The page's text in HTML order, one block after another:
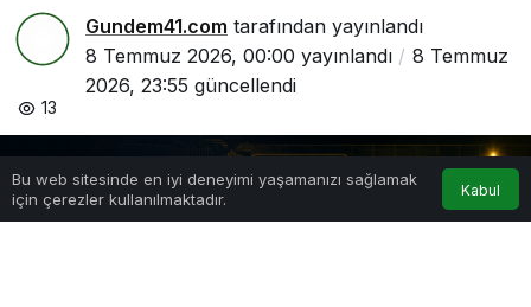
Gundem41.com tarafından yayınlandı
8 Temmuz 2026, 00:00 yayınlandı
8 Temmuz
2026, 23:55 güncellendi
13
Bu web sitesinde en iyi deneyimi yaşamanızı sağlamak
için çerezler kullanılmaktadır.
Kabul
Anasayfa Bildirimler
0